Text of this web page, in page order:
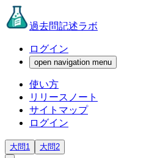
過去問記述ラボ
ログイン
open navigation menu
使い方
リリースノート
サイトマップ
ログイン
大問1 大問2